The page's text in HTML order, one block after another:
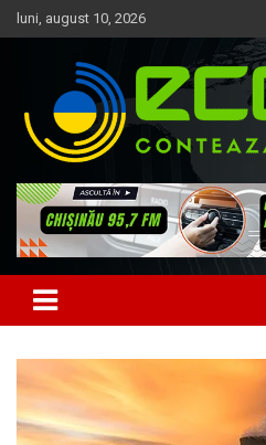
Skip
to
luni, august 10, 2026
EcoFM